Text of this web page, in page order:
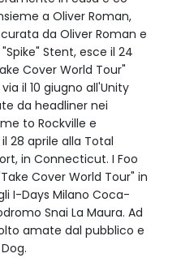
a Oliver Roman,
da Oliver Roman e
Stent, esce il 24
Cover World Tour"
il 10 giugno all'Unity
da headliner nei
to Rockville e
28 aprile alla Total
in Connecticut. I Foo
Cover World Tour" in
I-Days Milano Coca-
Snai La Maura. Ad
amate dal pubblico e